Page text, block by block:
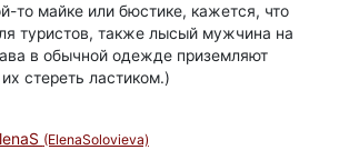
то майке или бюстике, кажется, что
туристов, также лысый мужчина на
в обычной одежде приземляют
стереть ластиком.)
(ElenaSolovieva)